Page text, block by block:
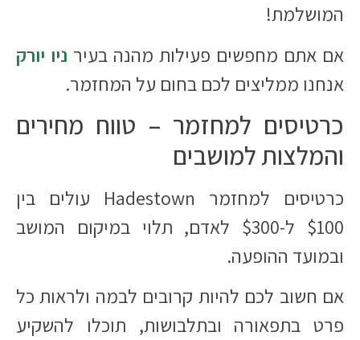
המושלמת!​
אם אתם מחפשים פעילות מהנה בעיר ניו יורק
אנחנו ממליצים לכם בחום על המחזמר.
כרטיסים למחזמר – טווח מחירים
והמלצות למושבים
כרטיסים למחזמר Hadestown עולים בין
$100 ל-$300 לאדם, תלוי במיקום המושב
ובמועד ההופעה.​
אם חשוב לכם להיות קרובים לבמה ולראות כל
פרט בתפאורה ובתלבושות, תוכלו להשקיע